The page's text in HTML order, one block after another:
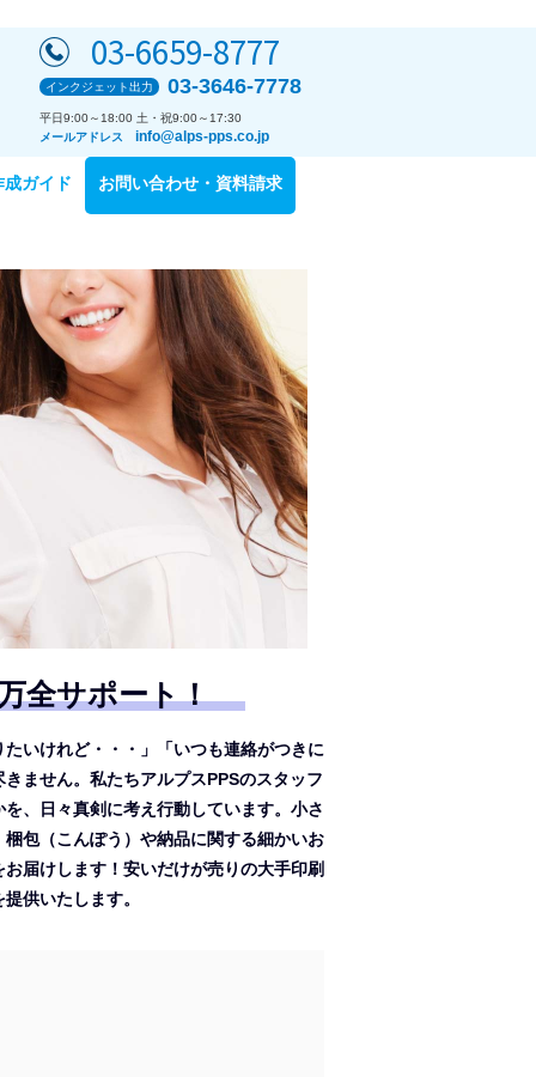
03-6659-8777
インクジェット出力 03-3646-7778
平日9:00～18:00 土・祝9:00～17:30
メールアドレス
info@alps-pps.co.jp
ガイド お問い合わせ・資料請求
全サポート！
いけれど・・・」「いつも連絡がつきに
ません。私たちアルプスPPSのスタッフ
、日々真剣に考え行動しています。小さ
包（こんぽう）や納品に関する細かいお
届けします！安いだけが売りの大手印刷
供いたします。